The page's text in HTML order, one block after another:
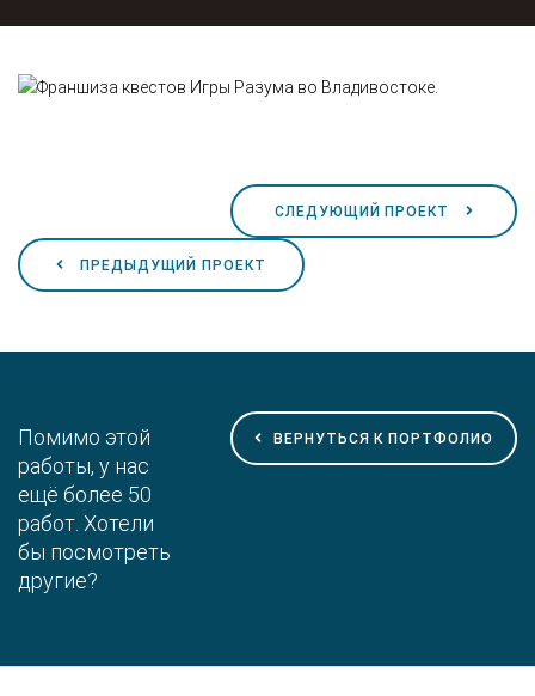
СЛЕДУЮЩИЙ ПРОЕКТ
ПРЕДЫДУЩИЙ ПРОЕКТ
Помимо этой
работы, у нас
ещё более 50
работ. Хотели
бы посмотреть
другие?
ВЕРНУТЬСЯ К ПОРТФОЛИО